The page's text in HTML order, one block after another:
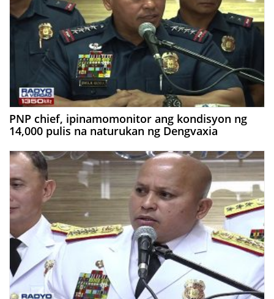
PNP chief, ipinamomonitor ang kondisyon ng
14,000 pulis na naturukan ng Dengvaxia